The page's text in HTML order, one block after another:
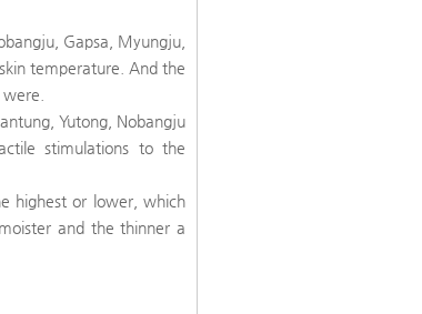
Gapsa, Myungju,
temperature. And the
Yutong, Nobangju
stimulations to the
highest or lower, which
and the thinner a